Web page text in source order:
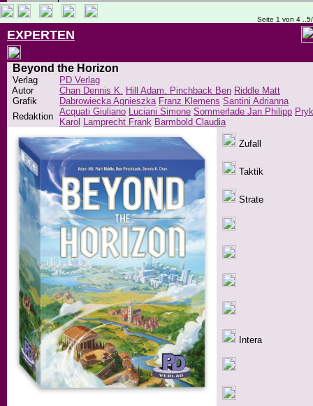
Seite 1 von 4
EXPERTEN
Beyond the Horizon
Verlag
PD Verlag
Autor
Chan Dennis K. Hill Adam. Pinchback Ben Riddle Matt
Grafik
Dabrowiecka Agnieszka Franz Klemens Santini Adrianna
Redaktion Acquati Giuliano Luciani Simone Sommerlade Jan Philipp Pryk
Karol Lamprecht Frank Barmbold Claudia
Zufall
Taktik
Strate
Intera